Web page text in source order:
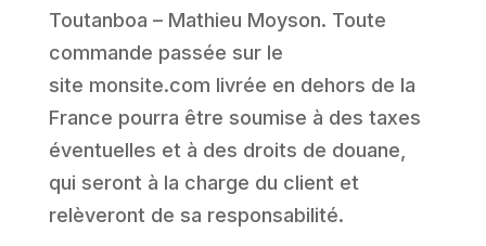
Toutanboa – Mathieu Moyson. Toute
commande passée sur le
site monsite.com livrée en dehors de la
France pourra être soumise à des taxes
éventuelles et à des droits de douane,
qui seront à la charge du client et
relèveront de sa responsabilité.